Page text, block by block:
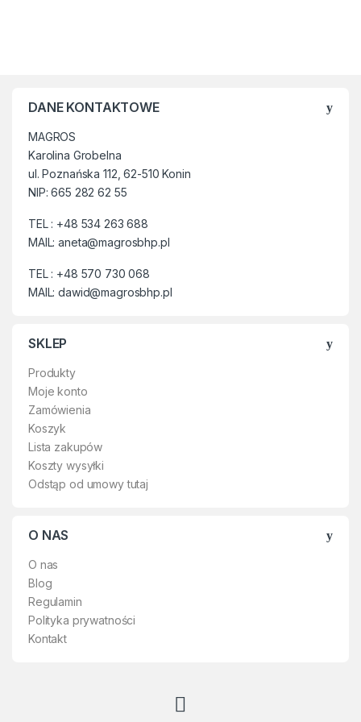
Fluo Pomarańcz
Istnieje możliwość zrobienia
dodatkowo pasków
odblaskowych jak w modelu
poniższych zdjęciach:
DANE KONTAKTOWE
MAGROS
Karolina Grobelna
ul. Poznańska 112, 62-510 Konin
NIP: 665 282 62 55
TEL : +48 534 263 688
MAIL: aneta@magrosbhp.pl
TEL : +48 570 730 068
MAIL: dawid@magrosbhp.pl
SKLEP
Produkty
Moje konto
Zamówienia
Koszyk
Lista zakupów
Koszty wysyłki
Odstąp od umowy tutaj
O NAS
O nas
Blog
Regulamin
Polityka prywatności
Kontakt